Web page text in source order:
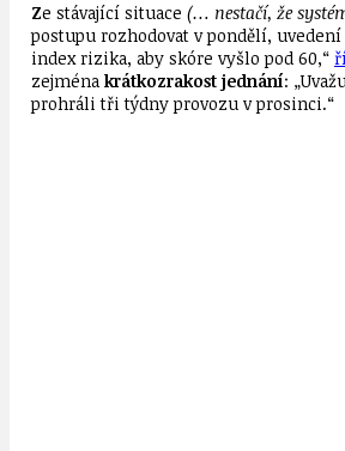
Ze stávající situace (… nestačí, že
postupu rozhodovat v pondělí,
index rizika, aby skóre vyšlo pod 60,“
zejménakrátkozrakost jednání:
prohráli tři týdny provozu v prosinci.“